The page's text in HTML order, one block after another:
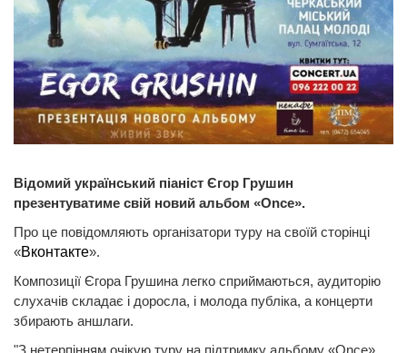
Відомий український піаніст Єгор Грушин
презентуватиме свій новий альбом «Once».
Про це повідомляють організатори туру на своїй сторінці
«Вконтакте».
Композиції Єгора Грушина легко сприймаються, аудиторію
слухачів складає і доросла, і молода публіка, а концерти
збирають аншлаги.
"З нетерпінням очікую туру на підтримку альбому «Once»,